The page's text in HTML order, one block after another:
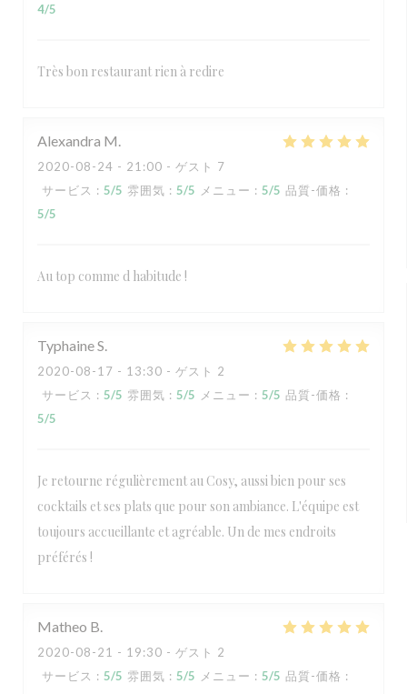
4/5
Très bon restaurant rien à redire
Alexandra M
2020-08-24 - 21:00 - ゲスト 7
サービス : 5/5 雰囲気 : 5/5 メニュー : 5/5 品質-価格 :
5/5
Au top comme d habitude !
TyphaineS
2020-08-17 - 13:30 - ゲスト 2
サービス : 5/5 雰囲気 : 5/5 メニュー : 5/5 品質-価格 :
5/5
Je retourne régulièrement au Cosy, aussi bien pour ses
cocktails et ses plats que pour son ambiance. L'équipe est
toujours accueillante et agréable. Un de mes endroits
préférés !
Matheo B
2020-08-21 - 19:30 - ゲスト 2
サービス : 5/5 雰囲気 : 5/5 メニュー : 5/5 品質-価格 :